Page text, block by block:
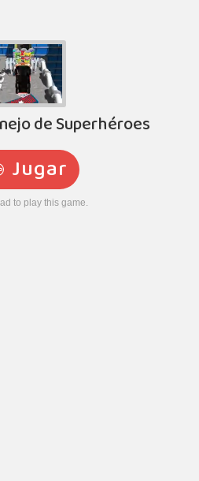
de Superhéroes
Jugar
to play this game.